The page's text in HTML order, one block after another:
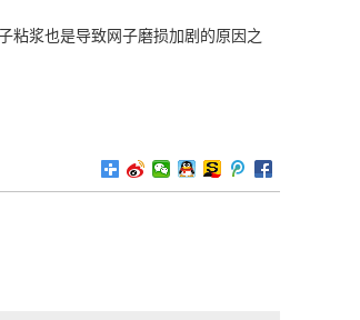
粘浆也是导致网子磨损加剧的原因之